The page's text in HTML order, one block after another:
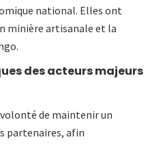
national. Elles ont
minière artisanale et la
des acteurs majeurs
de maintenir un
partenaires, afin